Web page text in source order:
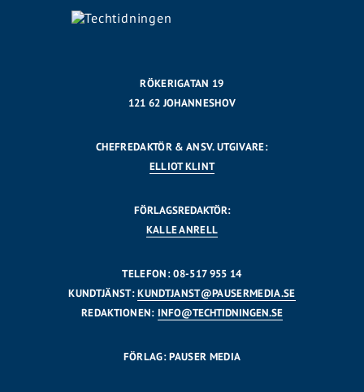
RÖKERIGATAN 19
121 62 JOHANNESHOV
CHEFREDAKTÖR & ANSV. UTGIVARE:
ELLIOT KLINT
FÖRLAGSREDAKTÖR:
KALLE ANRELL
TELEFON: 08-517 955 14
KUNDTJÄNST:KUNDTJANST@PAUSERMEDIA.SE
REDAKTIONEN: INFO@TECHTIDNINGEN.SE
FÖRLAG: PAUSER MEDIA